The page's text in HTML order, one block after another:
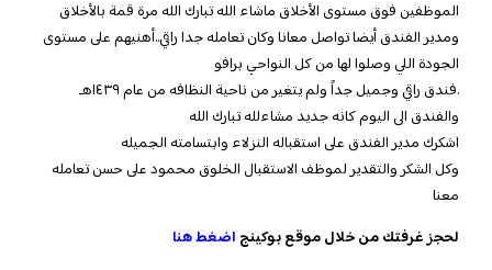
الموظفين فوق مستوى الأخلاق ماشاء الله تبارك الله مرة قمة بالأخلاق
ومدير الفندق أيضا تواصل معانا وكان تعامله جدا راقي..أهنيهم على مستوى
الجودة اللي وصلوا لها من كل النواحي برافو
.فندق راقي وجميل جداً ولم يتغير من ناحية النظافه من عام ١٤٣٩هـ
والفندق الى اليوم كانه جديد مشاءلله تبارك الله
اشكرك مدير الفندق على استقباله النزلاء وابتسامته الجميله
وكل الشكر والتقدير لموظف الاستقبال الخلوق محمود على حسن تعامله
معنا
لحجز غرفتك من خلال موقع بوكينج اضغط هنا